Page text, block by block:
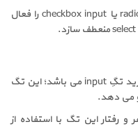
یا checkbox inputرا فعال
selectمنعطف سازد.
تگِinputمی باشد؛ این تگ
می دهد.
رفتار این تگ با استفاده از